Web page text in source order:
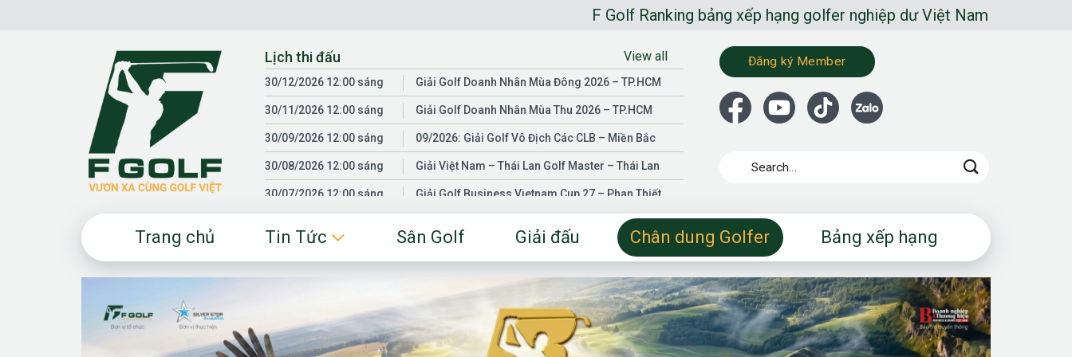
F Golf Ranking bảng xếp hạng golfer nghiệp dư Việt Nam
Lịch thi đấu View all
30/12/2026 12:00 sáng Giải Golf Doanh Nhân Mùa Đông 2026 – TP.HCM
30/11/2026 12:00 sáng Giải Golf Doanh Nhân Mùa Thu 2026 – TP.HCM
30/09/2026 12:00 sáng 09/2026: Giải Golf Vô Địch Các CLB – Miền Bắc
30/08/2026 12:00 sáng Giải Việt Nam – Thái Lan Golf Master – Thái Lan
30/07/2026 12:00 sáng Giải Golf Business Vietnam Cup 27 – Phan Thiết
Giải Golf Doanh Nhân Mùa Hè 2026 – Đồng Nai
30/01/2026 12:00 sáng
Fgolf Open Championship – Tây Ninh
18/04/2025 12:00 sáng Golf Business Vietnam Cup 25
Đăng ký Member
Trang chủ Tin Tức Sân Golf Giải đấu Chân dung Golfer Bảng xếp hạng